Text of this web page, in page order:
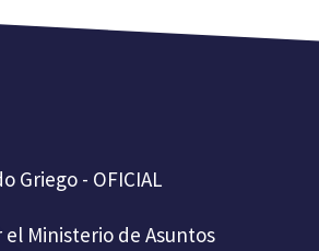
Griego - OFICIAL
Ministerio de Asuntos